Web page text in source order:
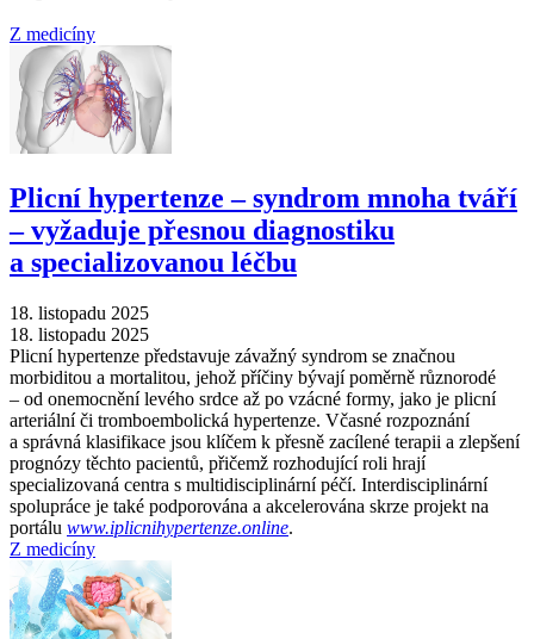
Z medicíny
Plicní hypertenze –⁠ syndrom mnoha tváří
–⁠ vyžaduje přesnou diagnostiku
a specializovanou léčbu
18. listopadu 2025
18. listopadu 2025
Plicní hypertenze představuje závažný syndrom se značnou
morbiditou a mortalitou, jehož příčiny bývají poměrně různorodé
–⁠ od onemocnění levého srdce až po vzácné formy, jako je plicní
arteriální či tromboembolická hypertenze. Včasné rozpoznání
a správná klasifikace jsou klíčem k přesně zacílené terapii a zlepšení
prognózy těchto pacientů, přičemž rozhodující roli hrají
specializovaná centra s multidisciplinární péčí. Interdisciplinární
spolupráce je také podporována a akcelerována skrze projekt na
portálu www.iplicnihypertenze.online.
Z medicíny